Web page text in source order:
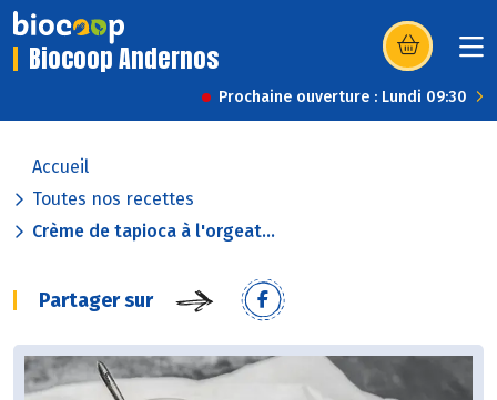
Biocoop Andernos (s’ouvre dans
Prochaine ouverture : Lundi 09:30
Accueil
Toutes nos recettes
Crème de tapioca à l'orgeat...
Partager sur